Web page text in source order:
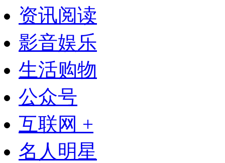
资讯阅读
影音娱乐
生活购物
公众号
互联网 +
名人明星